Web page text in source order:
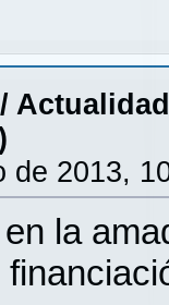
Actualidad
de 2013,
la